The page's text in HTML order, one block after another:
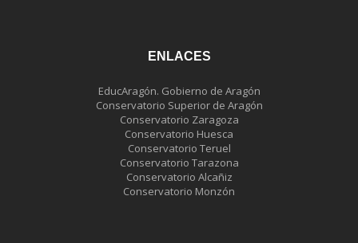
ENLACES
EducAragón. Gobierno de Aragón
Conservatorio Superior de Aragón
Conservatorio Zaragoza
Conservatorio Huesca
Conservatorio Teruel
Conservatorio Tarazona
Conservatorio Alcañiz
Conservatorio Monzón